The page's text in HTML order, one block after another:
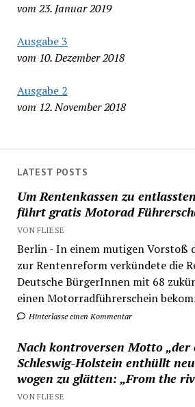
vom 23. Januar 2019
Ausgabe 3
vom 10. Dezember 2018
Ausgabe 2
vom 12. November 2018
LATEST POSTS
Um Rentenkassen zu
führt gratis Motorad
VON FLIESE
Berlin - In einem mutigen Vorstoß
zur Rentenreform verkündete die
Deutsche BürgerInnen mit 68
einen Motorradführerschein
Hinterlasse einen Kommentar
Nach kontroversen Motto „der
Schleswig-Holstein enthüllt
wogen zu glätten: „From the
VON FLIESE